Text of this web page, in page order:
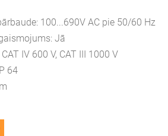
100...690V AC pie 50/60 Hz
Jā
IV 600 V, CAT III 1000 V
64